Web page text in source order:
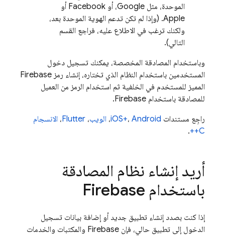
الموحدة، مثل Google، أو Facebook أو
Apple. (وإذا لم تكن تدعم الهوية الموحدة بعد،
ولكنك ترغب في الاطلاع عليه، فراجع القسم
التالي).
وباستخدام المصادقة المخصصة، يمكنك تسجيل دخول
المستخدمين باستخدام النظام الذي تختاره، إنشاء رمز Firebase
المميز للمستخدم في الخلفية ثم استخدام الرمز من العميل
للمصادقة باستخدام Firebase.
راجِع مستندات
iOS+، Android ، الويب، Flutter، الانسجام
C++
.
أريد إنشاء نظام المصادقة
باستخدام Firebase
إذا كنت بصدد إنشاء تطبيق جديد أو إضافة بيانات تسجيل
الدخول إلى تطبيق حالي، فإن Firebase والمكتبات والخدمات